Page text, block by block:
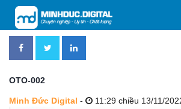
OTO-002
Minh Đức Digital - 11:29 chiều 13/11/